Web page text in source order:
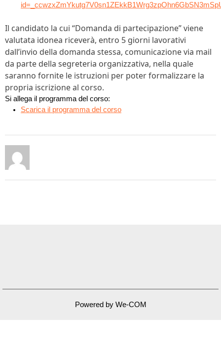
Il candidato la cui “Domanda di partecipazione” viene
valutata idonea riceverà, entro 5 giorni lavorativi
dall’invio della domanda stessa, comunicazione via mail
da parte della segreteria organizzativa, nella quale
saranno fornite le istruzioni per poter formalizzare la
propria iscrizione al corso.
Si allega il programma del corso:
Scarica il programma del corso
Powered by We-COM